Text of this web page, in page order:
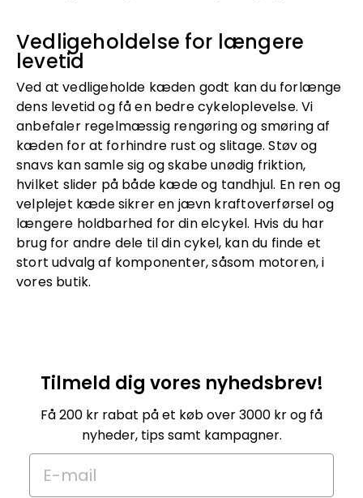
Vedligeholdelse for længere
levetid
Ved at vedligeholde kæden godt kan du forlænge
dens levetid og få en bedre cykeloplevelse. Vi
anbefaler regelmæssig rengøring og smøring af
kæden for at forhindre rust og slitage. Støv og
snavs kan samle sig og skabe unødig friktion,
hvilket slider på både kæde og tandhjul. En ren og
velplejet kæde sikrer en jævn kraftoverførsel og
længere holdbarhed for din elcykel. Hvis du har
brug for andre dele til din cykel, kan du finde et
stort udvalg af komponenter, såsom motoren, i
vores butik.
Tilmeld dig vores nyhedsbrev!
Få 200 kr rabat på et køb over 3000 kr og få
nyheder, tips samt kampagner.
E-mail